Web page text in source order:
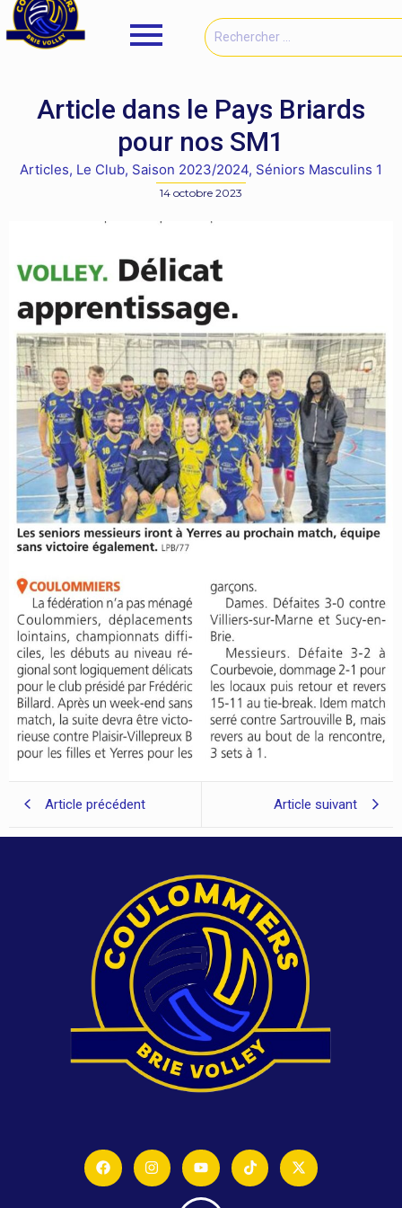
Article dans le Pays Briards
pour nos SM1
Articles, Le Club, Saison 2023/2024, Séniors Masculins 1
14 octobre 2023
Article précédent Article suivant